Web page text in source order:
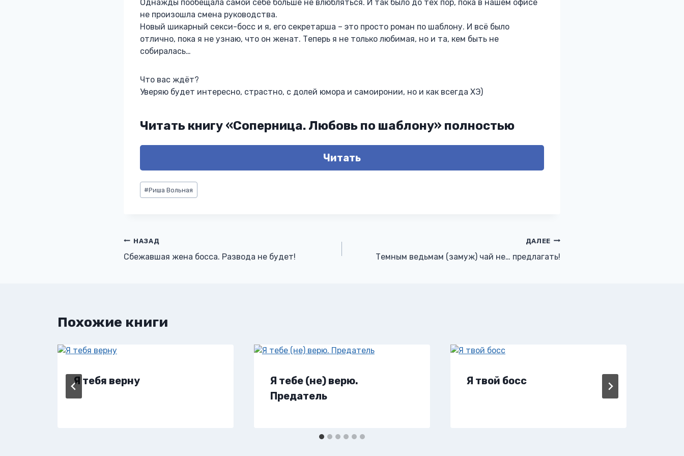
Однажды пообещала самой себе больше не влюбляться. И так было до тех пор, пока в нашем офисе
не произошла смена руководства.
Новый шикарный секси-босс и я, его секретарша – это просто роман по шаблону. И всё было
отлично, пока я не узнаю, что он женат. Теперь я не только любимая, но и та, кем быть не
собиралась…
Что вас ждёт?
Уверяю будет интересно, страстно, с долей юмора и самоиронии, но и как всегда ХЭ)
Читать книгу «Соперница. Любовь по шаблону» полностью
Читать
Метки
записи:
#Риша Вольная
Навигация
по
НАЗАД
Сбежавшая жена босса. Развода не будет!
ДАЛЕЕ
Темным ведьмам (замуж) чай не… предлагать!
Похожие книги
Я тебя верну
Я тебе (не) верю.
Предатель
Я твой босс